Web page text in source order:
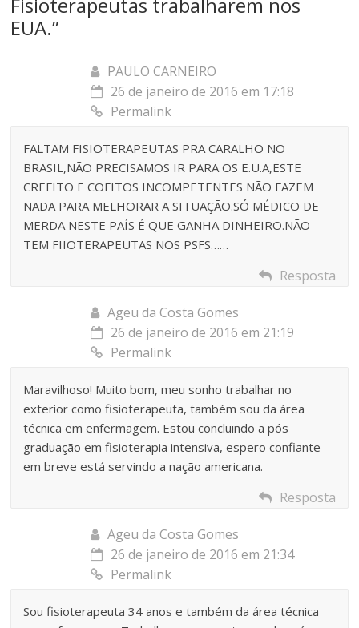
EUA.”
PAULO CARNEIRO
26 de janeiro de 2016 em 17:18
Permalink
FALTAM FISIOTERAPEUTAS PRA CARALHO NO
BRASIL,NÃO PRECISAMOS IR PARA OS E.U.A,ESTE
CREFITO E COFITOS INCOMPETENTES NÃO FAZEM
NADA PARA MELHORAR A SITUAÇÃO.SÓ MÉDICO DE
MERDA NESTE PAÍS É QUE GANHA DINHEIRO.NÃO
TEM FIIOTERAPEUTAS NOS PSFS……
Resposta
Ageu da Costa Gomes
26 de janeiro de 2016 em 21:19
Permalink
Maravilhoso! Muito bom, meu sonho trabalhar no
exterior como fisioterapeuta, também sou da área
técnica em enfermagem. Estou concluindo a pós
graduação em fisioterapia intensiva, espero confiante
em breve está servindo a nação americana.
Resposta
Ageu da Costa Gomes
26 de janeiro de 2016 em 21:34
Permalink
Sou fisioterapeuta 34 anos e também da área técnica